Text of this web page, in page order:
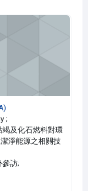
;
及化石燃料對環
淨能源之相關技
訪;